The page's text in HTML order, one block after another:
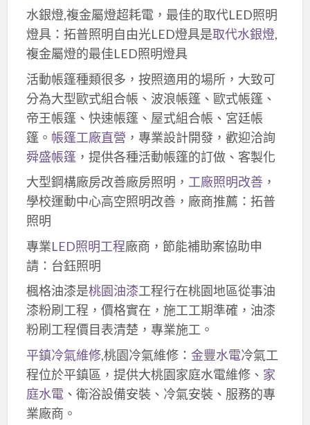
水銀燈,複金屬燈超耗電，最佳的取代LED照明
燈具：拓普照明自由光LED燈具是取代水銀燈,
複金屬燈的最佳LED照明燈具
活動帳篷種類很多，按照適用的場所，大致可
分為大型歐式組合帳、波浪帳篷、歐式帳篷、
帝王帳篷、快速帳篷、屋式組合帳、宮廷帳
篷。 帳篷工廠直營 ，專業設計開發，歡迎洽詢
舜盛帳篷，提供各種活動帳篷的訂做、客製化
大型鋼構廠房改善廠房照明， 工廠照明改善，
學校運動中心高空照明改善，廠商推薦：拓普
照明
專業LED照明工程廠商，節能補助案協助申
請：台鈺照明
楓格油漆是桃園油漆工程行在桃園地區從事油
漆粉刷工程，價格實在，施工工期準確，油漆
粉刷工程價目表清楚，專業施工。
平鎮冷氣維修,桃園冷氣維修： 金豐水電冷氣工
程位於平鎮區，提供大桃園家庭水電維修、 家
庭水電、衛浴設備安裝、冷氣安裝、服務的專
業廠商。